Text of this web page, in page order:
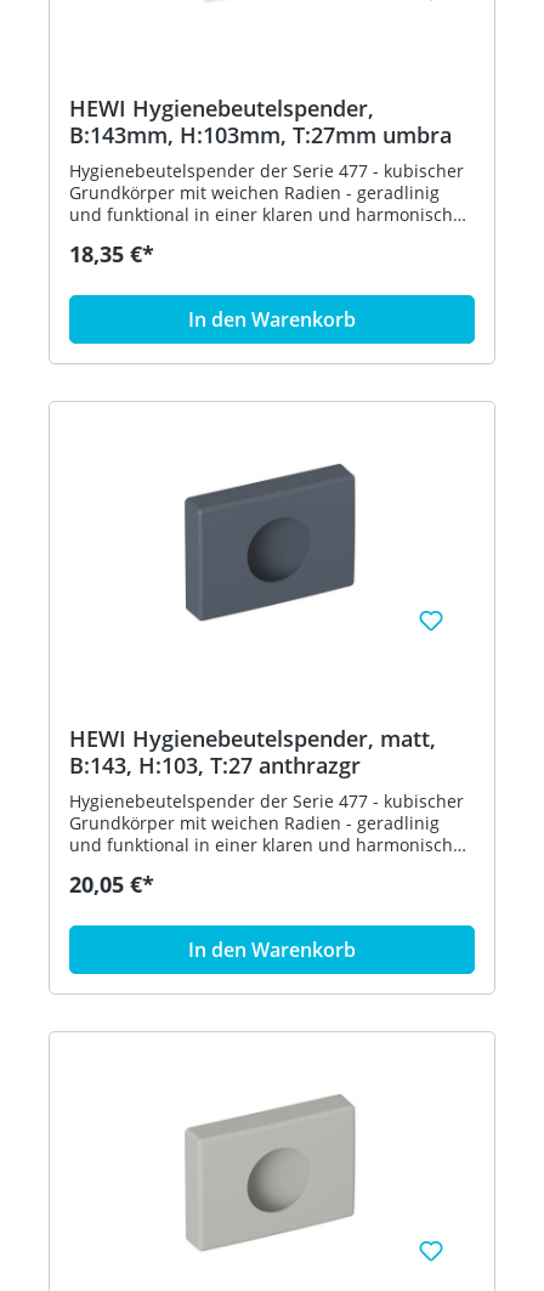
HEWI Hygienebeutelspender,
B:143mm, H:103mm, T:27mm umbra
Hygienebeutelspender der Serie 477 - kubischer
Grundkörper mit weichen Radien - geradlinig
und funktional in einer klaren und harmonischen
Entnahme von handelsüblichen Hygienebeuteln
breit, 103 mm hoch und 27 mm tief - aus
hochglänzendem Polyamid nach HEWI
Farbtabelle - inklusive korrosionsfreiem HEWI
Befestigungsmaterial - in HEWI Farbe 84 (Umbra)
18,35 €*
In den Warenkorb
HEWI Hygienebeutelspender, matt,
B:143, H:103, T:27 anthrazgr
Hygienebeutelspender der Serie 477 - kubischer
Grundkörper mit weichen Radien - geradlinig
und funktional in einer klaren und harmonischen
Entnahme von handelsüblichen Hygienebeuteln
breit, 103 mm hoch und 27 mm tief - aus
hochwertigem, mattem Polyamid in den HEWI
Farben 99 (Reinweiß), 98 (Signalweiß), 97
(Lichtgrau), 95 (Felsgrau), 92 (Anthrazitgrau), 90
20,05 €*
In den Warenkorb